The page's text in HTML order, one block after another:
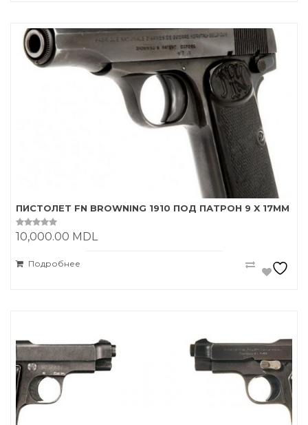
ПИСТОЛЕТ FN BROWNING 1910 ПОД ПАТРОН 9 X 17MM
0
t
10,000.00 MDL
Подробнее